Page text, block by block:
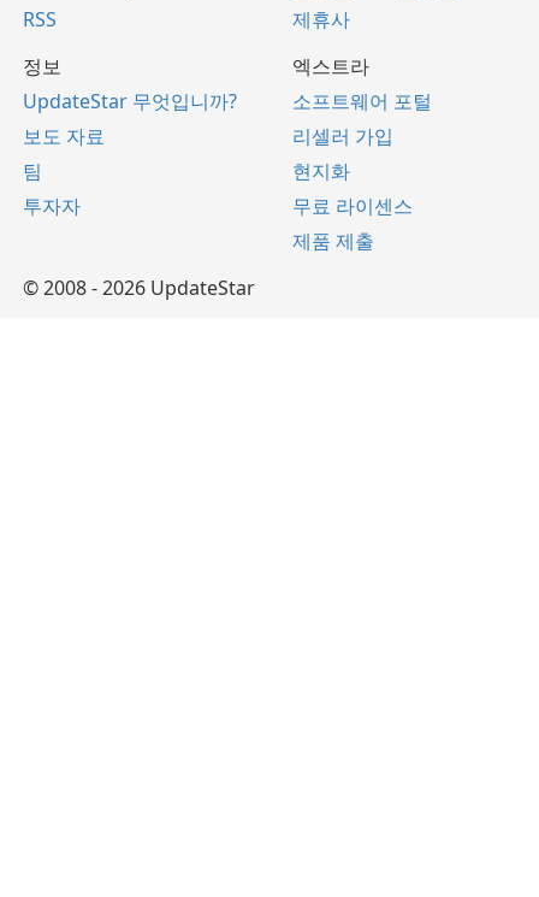
RSS
제휴사
정보
UpdateStar 무엇입니까?
보도 자료
팀
투자자
엑스트라
소프트웨어 포털
리셀러 가입
현지화
무료 라이센스
제품 제출
© 2008 - 2026 UpdateStar